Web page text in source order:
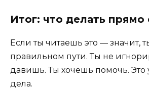
Итог: что делать прямо
Если ты читаешь это — значит,
правильном пути. Ты не
давишь. Ты хочешь помочь. Это
дела.